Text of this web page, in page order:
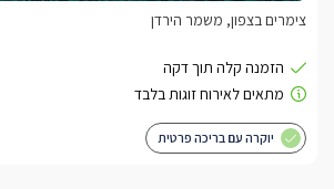
צימרים בצפון, משמר הירדן
יוקרה עם בריכה פרטית